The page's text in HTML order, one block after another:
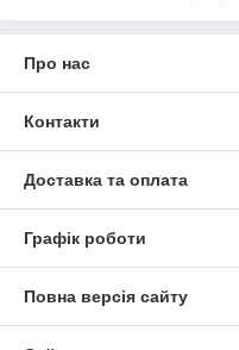
Про нас
Контакти
Доставка та оплата
Графік роботи
Повна версія сайту